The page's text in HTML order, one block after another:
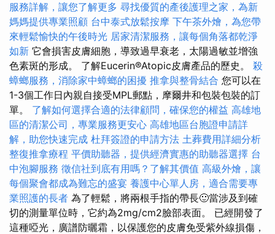
服務詳解，讓您了解更多 尋找優質的產後護理之家，為新
媽媽提供專業照顧 台中泰式放鬆按摩 下午茶外燴，為您帶
來輕鬆愉快的午後時光 居家清潔服務，讓每個角落都乾淨
如新 它會損害皮膚細胞，導致過早衰老，太陽過敏並增強
色素斑的形成。 了解Eucerin®Atopic皮膚產品的歷史。 殺
蟑螂服務，消除家中蟑螂的困擾 推拿與整骨結合 您可以在
1-3個工作日內親自接受MPL郵點，摩爾井和包裝包裝的訂
單。 了解如何選擇合適的法律顧問，確保您的權益 高雄地
區的清潔公司，專業服務更安心 高雄地區台胞證申請詳
解，助您快速完成 杜拜簽證的申請方法 土葬費用詳細分析
整復推拿療程 平價助聽器，提供經濟實惠的助聽器選擇 台
中泡腳服務 徵信社到底有用嗎？了解其價值 高級外燴，讓
每個聚會都成為難忘的盛宴 養護中心單人房，適合需要專
業照護的長者 為了輕鬆，將兩根手指的帶長🙂當涉及到確
切的測量單位時，它約為2mg/cm2臉部表面。 已經開發了
這種啞光，廣譜防曬霜，以保護您的皮膚免受紫外線損傷，